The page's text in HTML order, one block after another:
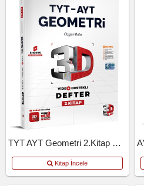
TYT AYT Geometri 2.Kitap Video Destekli Defter
Kitap İncele